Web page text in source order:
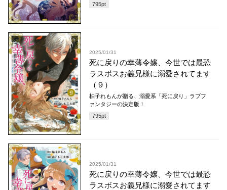
795pt
2025/01/31
死に戻りの幸薄令嬢、今世では最恐
ラスボスお義兄様に溺愛されてます
（９）
柚子れもんが贈る、溺愛系「死に戻り」ラブフ
ァンタジーの決定版！
795pt
2025/01/31
死に戻りの幸薄令嬢、今世では最恐
ラスボスお義兄様に溺愛されてます